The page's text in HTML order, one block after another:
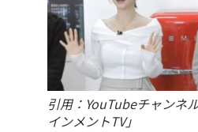
引用：YouTubeチャンネ
インメントTV」